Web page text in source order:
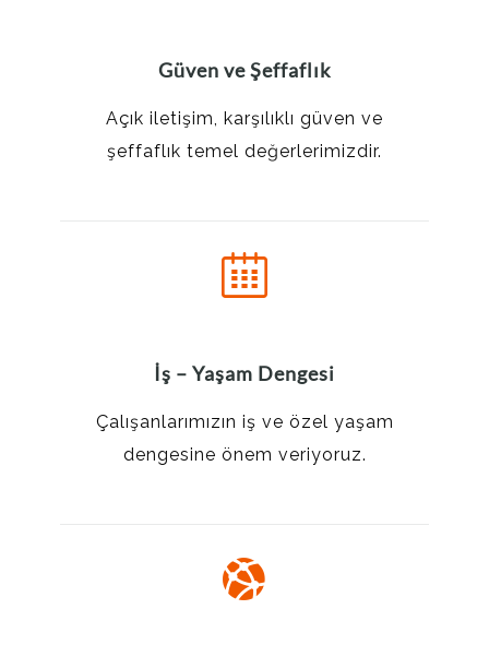
Güven ve Şeffaflık
Açık iletişim, karşılıklı güven ve
şeffaflık temel değerlerimizdir.
İş – Yaşam Dengesi
Çalışanlarımızın iş ve özel yaşam
dengesine önem veriyoruz.